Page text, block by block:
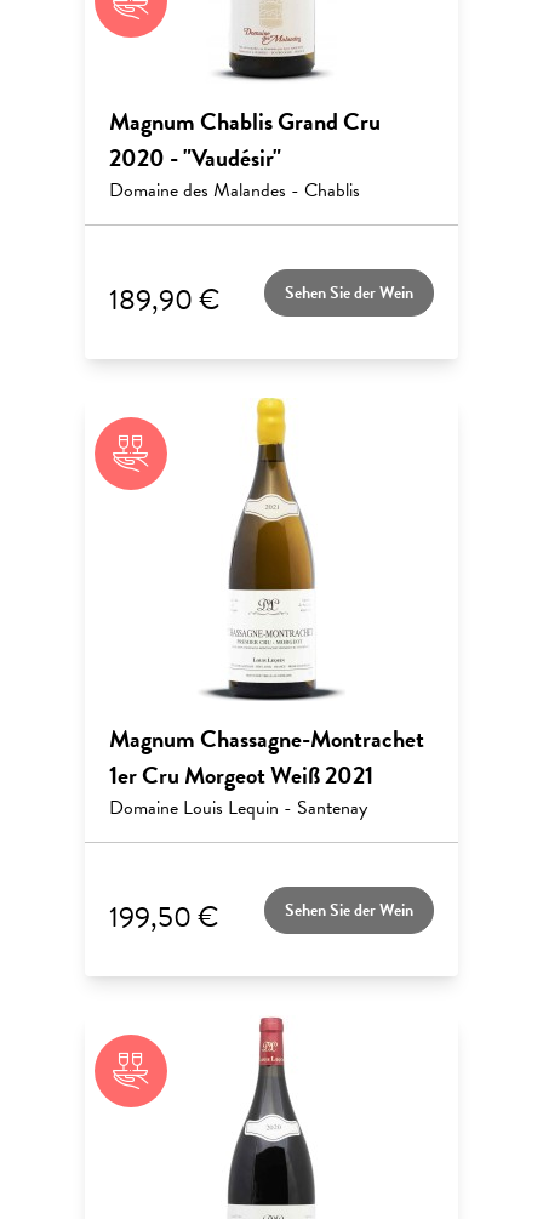
Magnum Chablis Grand Cru
2020 - "Vaudésir"
Domaine des Malandes - Chablis
189,90 € Sehen Sie der Wein
Magnum Chassagne-Montrachet
1er Cru Morgeot Weiß 2021
Domaine Louis Lequin - Santenay
199,50 € Sehen Sie der Wein